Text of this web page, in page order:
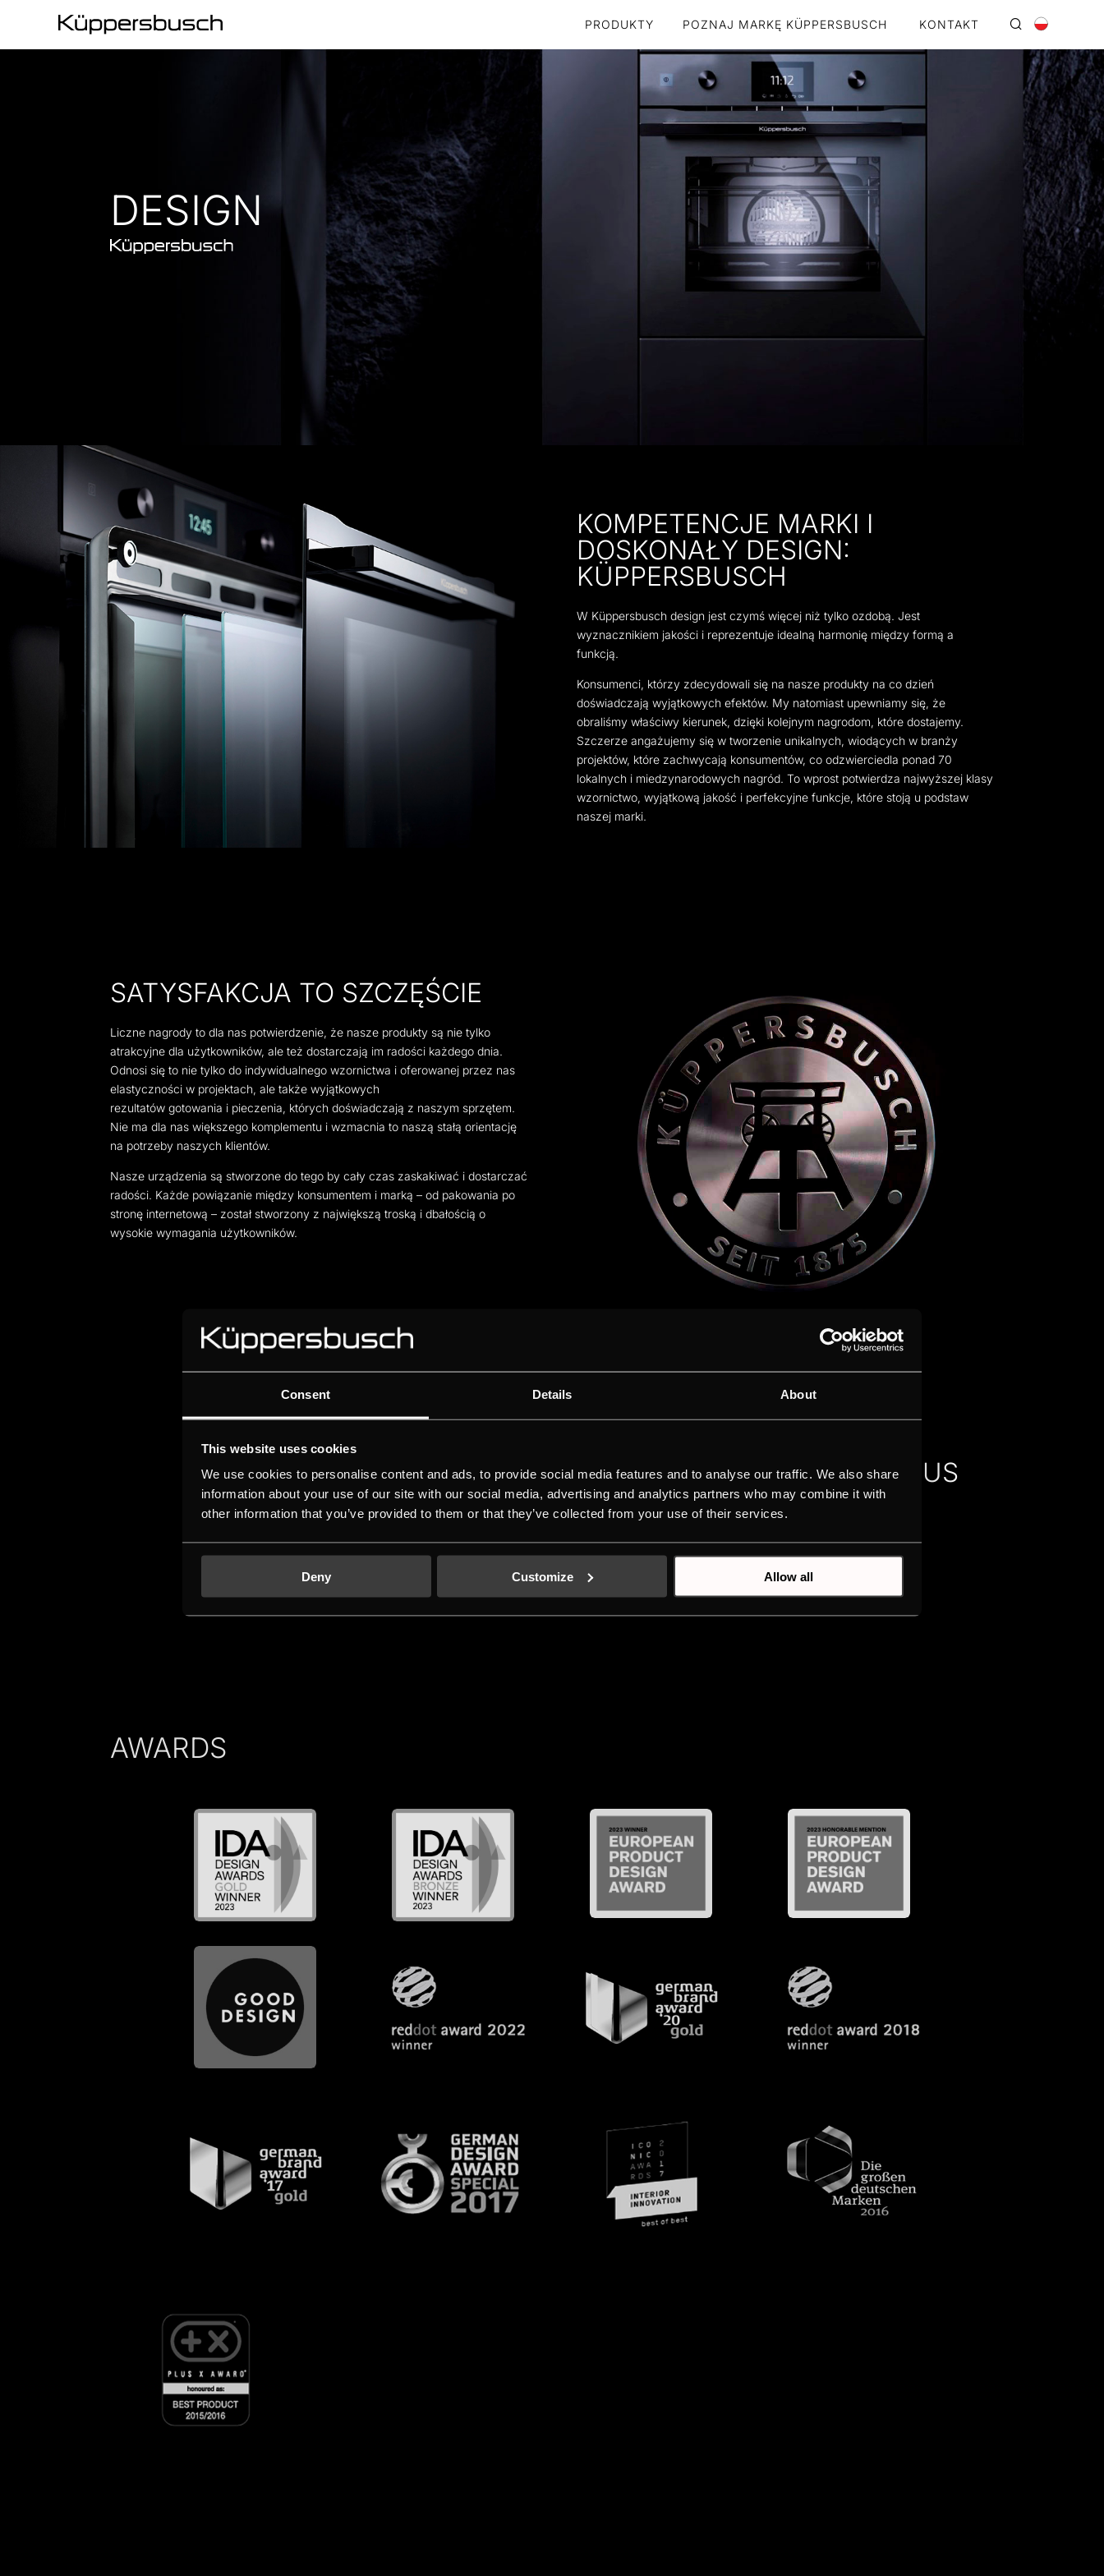
Consent Details About
This website uses cookies
We use cookies to personalise content and ads, to provide social media features and to analyse our traffic. We also share
information about your use of our site with our social media, advertising and analytics partners who may combine it with
other information that you’ve provided to them or that they’ve collected from your use of their services.
Deny Customize Allow all
PRODUKTY POZNAJ MARKĘ KÜPPERSBUSCH KONTAKT
DESIGN
KOMPETENCJE MARKI I
DOSKONAŁY DESIGN:
KÜPPERSBUSCH
W Küppersbusch design jest czymś więcej niż tylko ozdobą. Jest
wyznacznikiem jakości i reprezentuje idealną harmonię między formą a
funkcją.
Konsumenci, którzy zdecydowali się na nasze produkty na co dzień
doświadczają wyjątkowych efektów. My natomiast upewniamy się, że
obraliśmy właściwy kierunek, dzięki kolejnym nagrodom, które dostajemy.
Szczerze angażujemy się w tworzenie unikalnych, wiodących w branży
projektów, które zachwycają konsumentów, co odzwierciedla ponad 70
lokalnych i miedzynarodowych nagród. To wprost potwierdza najwyższej klasy
wzornictwo, wyjątkową jakość i perfekcyjne funkcje, które stoją u podstaw
naszej marki.
SATYSFAKCJA TO SZCZĘŚCIE
Liczne nagrody to dla nas potwierdzenie, że nasze produkty są nie tylko
atrakcyjne dla użytkowników, ale też dostarczają im radości każdego dnia.
Odnosi się to nie tylko do indywidualnego wzornictwa i oferowanej przez nas
elastyczności w projektach, ale także wyjątkowych
rezultatów gotowania i pieczenia, których doświadczają z naszym sprzętem.
Nie ma dla nas większego komplementu i wzmacnia to naszą stałą orientację
na potrzeby naszych klientów.
Nasze urządzenia są stworzone do tego by cały czas zaskakiwać i dostarczać
radości. Każde powiązanie między konsumentem i marką – od pakowania po
stronę internetową – został stworzony z największą troską i dbałością o
wysokie wymagania użytkowników.
PROJEKTANT MARCUS
KEICHEL O SWOICH
PROJEKTACH W
KÜPPERSBUSCH.
AWARDS